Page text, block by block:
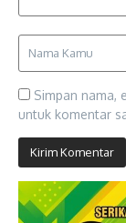
Simpan nama,
untuk komentar